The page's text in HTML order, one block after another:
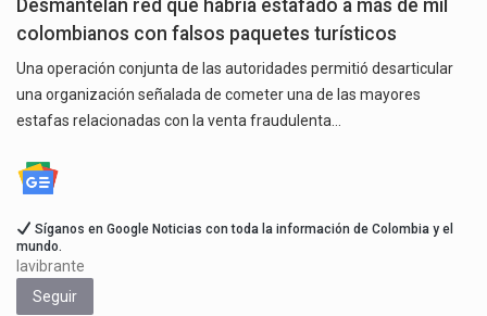
Desmantelan red que habría estafado a más de mil
colombianos con falsos paquetes turísticos
Una operación conjunta de las autoridades permitió desarticular
una organización señalada de cometer una de las mayores
estafas relacionadas con la venta fraudulenta…
Síganos en Google Noticias con toda la información de Colombia y el
mundo.
lavibrante
Seguir